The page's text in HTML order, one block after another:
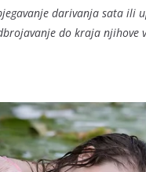
darivanja sata ili
do kraja njihove